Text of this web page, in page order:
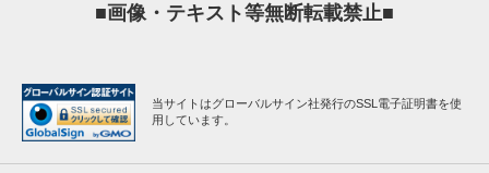
■画像・テキスト等無断転載禁止■
当サイトはグローバルサイン社発行のSSL電子証明書を使
用しています。